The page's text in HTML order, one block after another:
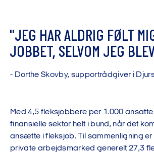
"JEG HARALDRIG FØLT MI
JOBBET, SELVOM JEG BLEV
- Dorthe Skovby, supportrådgiver i Djur
Med 4,5 fleksjobbere per 1.000
finansielle sektor helt i bund, når det
ansætte i fleksjob. Til sammenligning
private arbejdsmarked generelt 27,3